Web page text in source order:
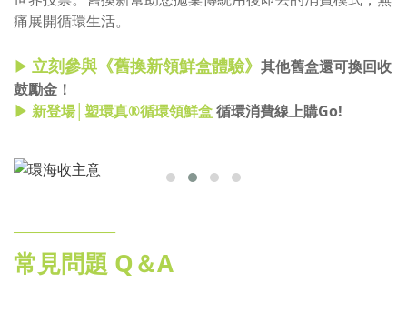
痛展開循環生活。
▶ 立刻參與《舊換新領鮮盒體驗》 其他舊盒還可換回收
鼓勵金！
▶ 新登場│塑環真®循環領鮮盒循環消費線上購Go!
常見問題 Q＆A